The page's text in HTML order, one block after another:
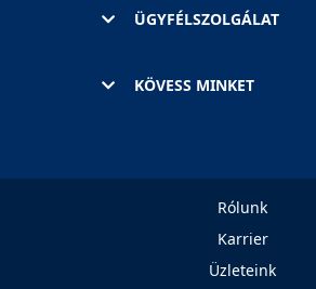
ÜGYFÉLSZOLGÁLAT
KÖVESS MINKET
Rólunk
Karrier
Üzleteink